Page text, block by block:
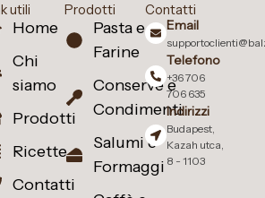
utili
Home
Chi
siamo
Prodotti
Ricette
Contatti
Prodotti
Pasta e
Farine
Conserve e
Condimenti
Salumi e
Formaggi
Contatti
Email
Telefono
+36 706
706 635
Indirizzi
Budapest,
Kazah utca,
8 - 1103